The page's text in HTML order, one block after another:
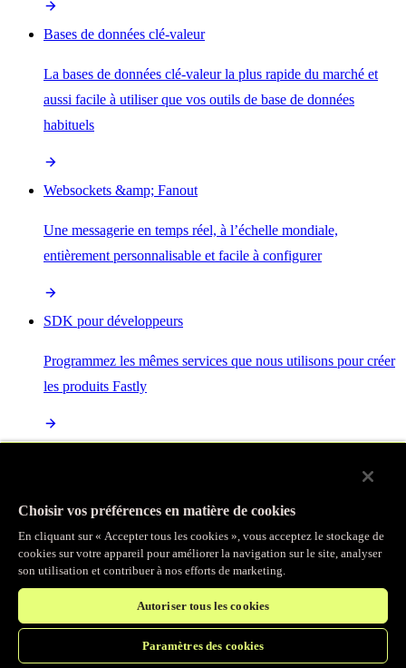
Bases de données clé-valeur
La bases de données clé-valeur la plus rapide du marché et
aussi facile à utiliser que vos outils de base de données
habituels
Websockets &amp; Fanout
Une messagerie en temps réel, à l’échelle mondiale,
entièrement personnalisable et facile à configurer
SDK pour développeurs
Programmez les mêmes services que nous utilisons pour créer
les produits Fastly
sur des normes ouvertes et intégrée à la suite complète de
produits Fastly
Accélérez vos charges de travail d’IA et gagnez en efficacité
Choisir vos préférences en matière de cookies
En cliquant sur « Accepter tous les cookies », vous acceptez le stockage de
cookies sur votre appareil pour améliorer la navigation sur le site, analyser
son utilisation et contribuer à nos efforts de marketing.
Autoriser tous les cookies
Paramètres des cookies